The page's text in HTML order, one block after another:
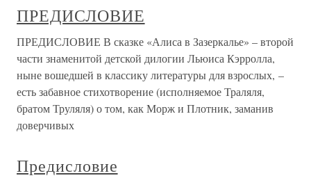
ПРЕДИСЛОВИЕ
ПРЕДИСЛОВИЕ В сказке «Алиса в Зазеркалье» – второй
части знаменитой детской дилогии Льюиса Кэрролла,
ныне вошедшей в классику литературы для взрослых, –
есть забавное стихотворение (исполняемое Траляля,
братом Труляля) о том, как Морж и Плотник, заманив
доверчивых
Предисловие